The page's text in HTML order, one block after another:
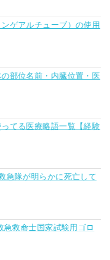
ゲアルチューブ）の使用
部位名前・内臓位置・医
てる医療略語一覧【経験
急隊が明らかに死亡して
急救命士国家試験用ゴロ